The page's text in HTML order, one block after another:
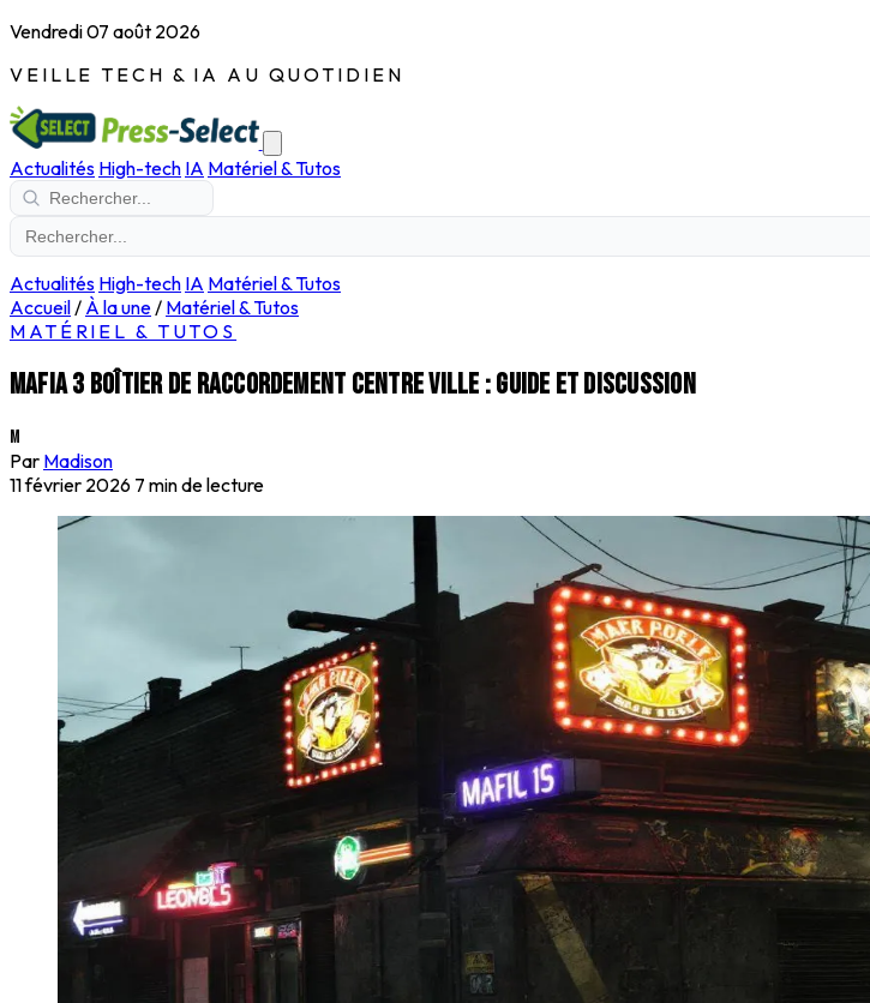
Vendredi 07 août 2026
VEILLE TECH & IA AU QUOTIDIEN
Actualités High-tech IA Matériel & Tutos
Actualités High-tech IA Matériel & Tutos
Accueil/ À la une/ Matériel & Tutos
MATÉRIEL & TUTOS
Mafia 3 boîtier de raccordement centre ville : guide et discussion
M
Par Madison
11 février 2026 7 min de lecture